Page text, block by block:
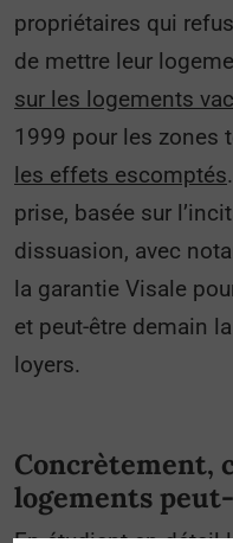
propriétaires qui
de mettre leur
sur les logements
1999 pour les zones
les effets escomptés
prise, basée sur
dissuasion, avec
la garantie Visale
et peut-être demain
loyers.
Concrètement,
logements